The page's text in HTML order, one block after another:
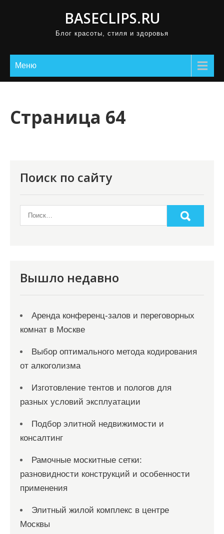
BASECLIPS.RU
Блог красоты, стиля и здоровья
Меню
Страница 64
Поиск по сайту
Вышло недавно
Аренда конференц-залов и переговорных
комнат в Москве
Выбор оптимального метода кодирования
от алкоголизма
Изготовление тентов и пологов для
разных условий эксплуатации
Подбор элитной недвижимости и
консалтинг
Рамочные москитные сетки:
разновидности конструкций и особенности
применения
Элитный жилой комплекс в центре
Москвы